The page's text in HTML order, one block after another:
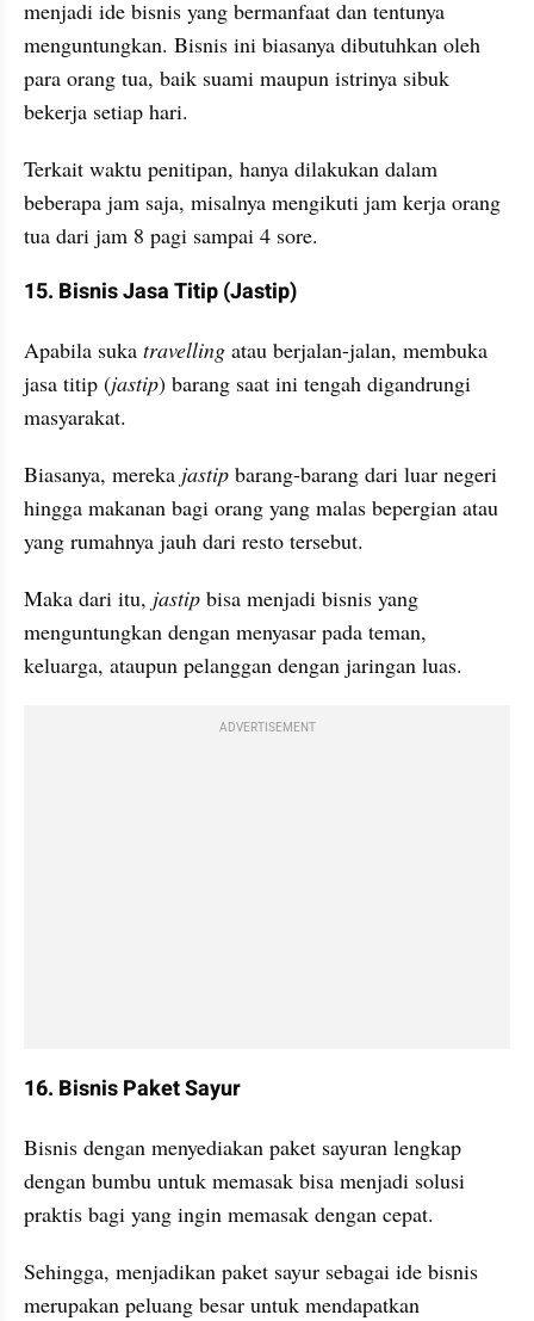
menjadi ide bisnis yang bermanfaat dan tentunya
menguntungkan. Bisnis ini biasanya dibutuhkan oleh
para orang tua, baik suami maupun istrinya sibuk
bekerja setiap hari.
Terkait waktu penitipan, hanya dilakukan dalam
beberapa jam saja, misalnya mengikuti jam kerja orang
tua dari jam 8 pagi sampai 4 sore.
15. Bisnis Jasa Titip (Jastip)
Apabila suka travelling atau berjalan-jalan, membuka
jasa titip (jastip) barang saat ini tengah digandrungi
masyarakat.
Biasanya, mereka jastip barang-barang dari luar negeri
hingga makanan bagi orang yang malas bepergian atau
yang rumahnya jauh dari resto tersebut.
Maka dari itu, jastip bisa menjadi bisnis yang
menguntungkan dengan menyasar pada teman,
keluarga, ataupun pelanggan dengan jaringan luas.
ADVERTISEMENT
16. Bisnis Paket Sayur
Bisnis dengan menyediakan paket sayuran lengkap
dengan bumbu untuk memasak bisa menjadi solusi
praktis bagi yang ingin memasak dengan cepat.
Sehingga, menjadikan paket sayur sebagai ide bisnis
merupakan peluang besar untuk mendapatkan